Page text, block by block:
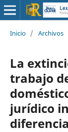
Inicio / Archivos
La
trabajo
jurídico